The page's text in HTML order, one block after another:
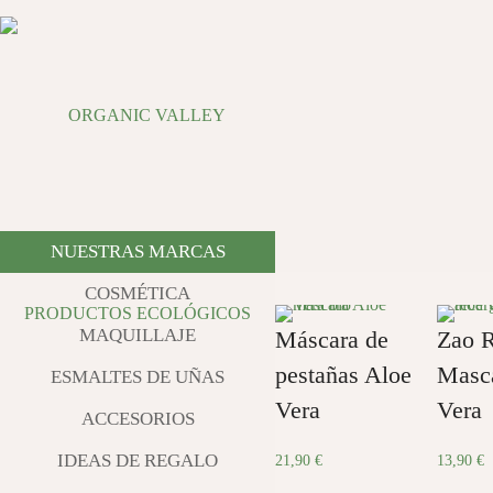
NUESTRAS MARCAS
COSMÉTICA
MAQUILLAJE
ESMALTES DE UÑAS
ACCESORIOS
IDEAS DE REGALO
Máscara de
pestañas Aloe
Vera
21,90 €
Zao
Vera
13,90€